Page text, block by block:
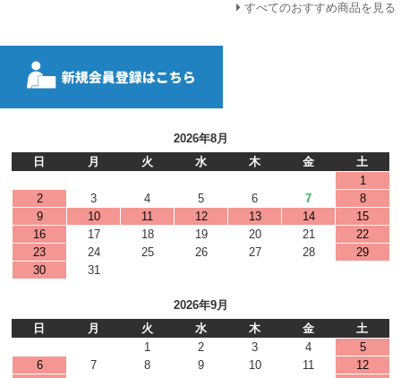
すべてのおすすめ商品を見る
2026年8月
日
月 火 水 木 金
土
1
2
3 4 5 6 7
8
9
10 11 12 13 14
15
16
17 18 19 20 21
22
23
24 25 26 27 28
29
30
31
2026年9月
日
月 火 水 木 金
土
1
2 3 4
5
6
7 8 9 10 11
12